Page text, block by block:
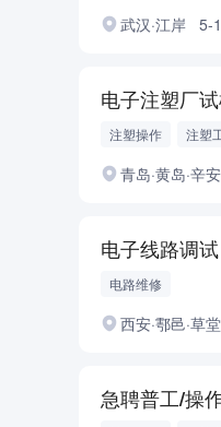
武汉·江岸 5-
电子注塑厂
注塑操作 注塑
青岛·黄岛·辛安
电子线路调试
电路维修
西安·鄠邑·草堂
急聘普工/操